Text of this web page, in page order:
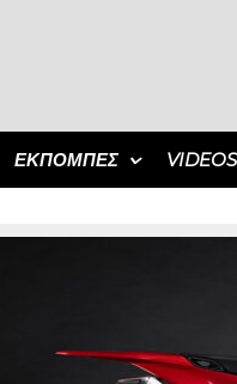
ΕΚΠΟΜΠΈΣ VIDEOS